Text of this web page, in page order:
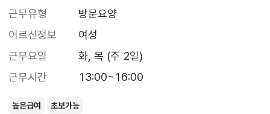
근무유형
방문요양
어르신정보
여성
근무요일
화, 목 (주 2일)
근무시간
13:00~16:00
높은급여 초보가능